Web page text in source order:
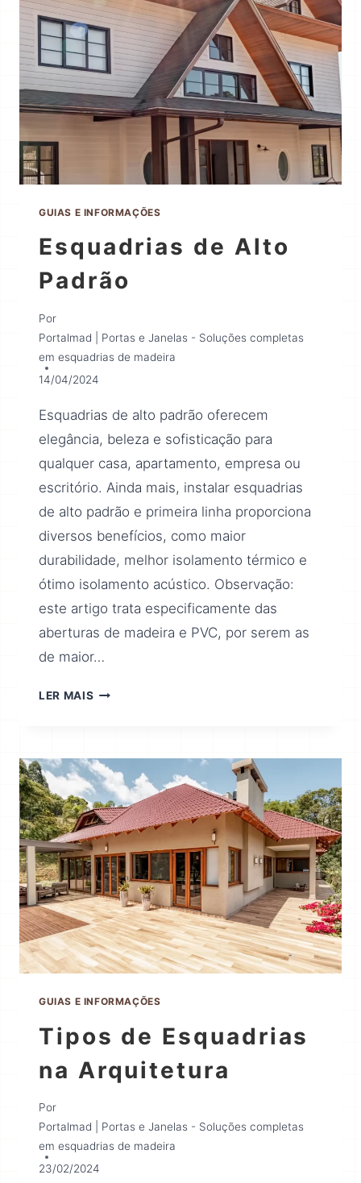
GUIAS E INFORMAÇÕES
Esquadrias de Alto
Padrão
Por
Portalmad | Portas e Janelas - Soluções completas
em esquadrias de madeira
14/04/2024
Esquadrias de alto padrão oferecem
elegância, beleza e sofisticação para
qualquer casa, apartamento, empresa ou
escritório. Ainda mais, instalar esquadrias
de alto padrão e primeira linha proporciona
diversos benefícios, como maior
durabilidade, melhor isolamento térmico e
ótimo isolamento acústico. Observação:
este artigo trata especificamente das
aberturas de madeira e PVC, por serem as
de maior…
LER MAIS
GUIAS E INFORMAÇÕES
Tipos de Esquadrias
na Arquitetura
Por
Portalmad | Portas e Janelas - Soluções completas
em esquadrias de madeira
23/02/2024